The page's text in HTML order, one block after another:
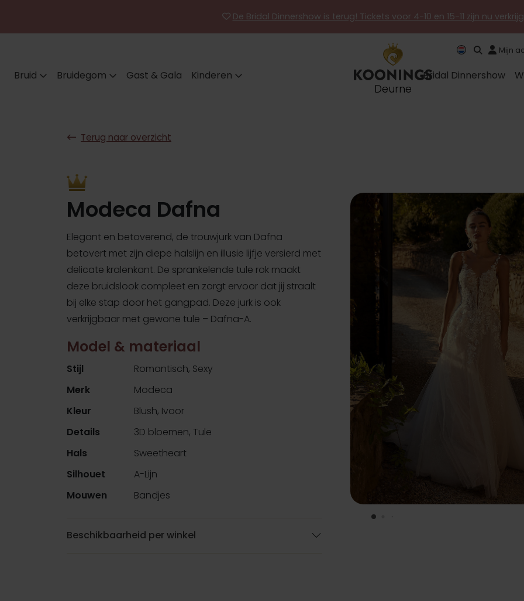
De Bridal Dinnershow is terug! Tickets voor 4-10 en 15-11 zijn nu
Bruid Bruidegom Gast & Gala Kinderen
Deurne
Mijn
Bridal Dinnershow
Terug naar overzicht
Modeca Dafna
Elegant en betoverend, de trouwjurk van Dafna
betovert met zijn diepe halslijn en illusie lijfje versierd met
delicate kralenkant. De sprankelende tule rok maakt
deze bruidslook compleet en zorgt ervoor dat jij straalt
bij elke stap door het gangpad. Deze jurk is ook
verkrijgbaar met gewone tule – Dafna-A.
Model & materiaal
Stijl
Romantisch, Sexy
Merk
Modeca
Kleur
Blush, Ivoor
Details
3D bloemen, Tule
Hals
Sweetheart
Silhouet
A-Lijn
Mouwen
Bandjes
Beschikbaarheid per winkel